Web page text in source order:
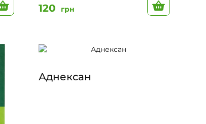
До кошику
120 грн
Аднексан